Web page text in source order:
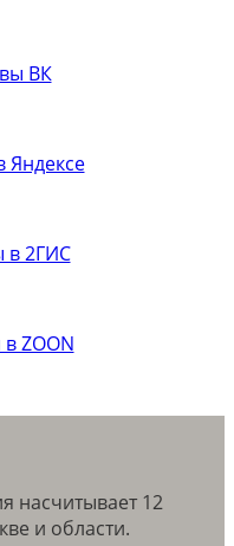
ВК
Яндексе
в 2ГИС
ZOON
насчитывает 12
и области.